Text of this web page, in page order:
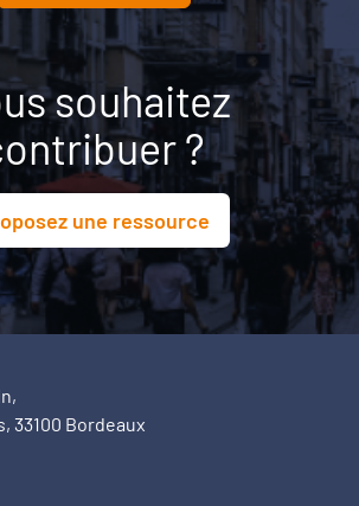
souhaitez
?
une ressource
33100 Bordeaux